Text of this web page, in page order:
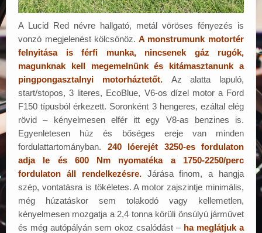
A Lucid Red névre hallgató, metál vöröses fényezés is
vonzó megjelenést kölcsönöz. A monstrumunk motortér
felnyitása is férfi munka, nincsenek gáz rugók,
magunknak kell megemelnünk és kitámasztanunk a
pingpongasztalnyi motorháztetőt.
Az alatta lapuló,
start/stopos, 3 literes, EcoBlue, V6-os dízel motor a Ford
F150 típusból érkezett. Soronként 3 hengeres, ezáltal elég
rövid – kényelmesen elfér itt egy V8-as benzines is.
Egyenletesen húz és bőséges ereje van minden
fordulattartományban. 240 lóerejét 3250-es fordulaton
adja le és 600 Nm nyomatéka a 1750-2250/perc
fordulaton áll rendelkezésre.
Járása finom, a hangja
szép, vontatásra is tökéletes. A motor zajszintje minimális,
még húzatáskor sem tolakodó vagy kellemetlen,
kényelmesen mozgatja a 2,4 tonna körüli önsúlyú járművet
és még autópályán sem okoz csalódást – ha meglátjuk a